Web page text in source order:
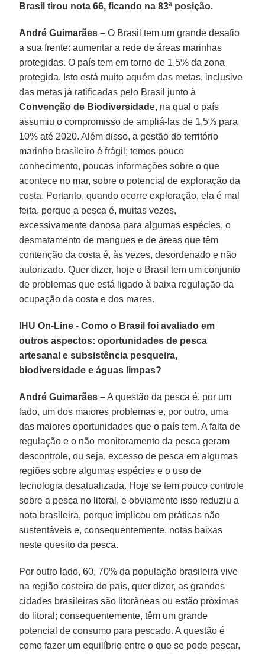
Brasil tirou nota 66, ficando na 83ª posição.
André Guimarães – O Brasil tem um grande desafio
a sua frente: aumentar a rede de áreas marinhas
protegidas. O país tem em torno de 1,5% da zona
protegida. Isto está muito aquém das metas, inclusive
das metas já ratificadas pelo Brasil junto à
Convenção de Biodiversidade, na qual o país
assumiu o compromisso de ampliá-las de 1,5% para
10% até 2020. Além disso, a gestão do território
marinho brasileiro é frágil; temos pouco
conhecimento, poucas informações sobre o que
acontece no mar, sobre o potencial de exploração da
costa. Portanto, quando ocorre exploração, ela é mal
feita, porque a pesca é, muitas vezes,
excessivamente danosa para algumas espécies, o
desmatamento de mangues e de áreas que têm
contenção da costa é, às vezes, desordenado e não
autorizado. Quer dizer, hoje o Brasil tem um conjunto
de problemas que está ligado à baixa regulação da
ocupação da costa e dos mares.
IHU On-Line - Como o Brasil foi avaliado em
outros aspectos: oportunidades de pesca
artesanal e subsistência pesqueira,
biodiversidade e águas limpas?
André Guimarães –A questão da pesca é, por um
lado, um dos maiores problemas e, por outro, uma
das maiores oportunidades que o país tem. A falta de
regulação e o não monitoramento da pesca geram
descontrole, ou seja, excesso de pesca em algumas
regiões sobre algumas espécies e o uso de
tecnologia desatualizada. Hoje se tem pouco controle
sobre a pesca no litoral, e obviamente isso reduziu a
nota brasileira, porque implicou em práticas não
sustentáveis e, consequentemente, notas baixas
neste quesito da pesca.
Por outro lado, 60, 70% da população brasileira vive
na região costeira do país, quer dizer, as grandes
cidades brasileiras são litorâneas ou estão próximas
do litoral; consequentemente, têm um grande
potencial de consumo para pescado. A questão é
como fazer um equilíbrio entre o que se pode pescar,